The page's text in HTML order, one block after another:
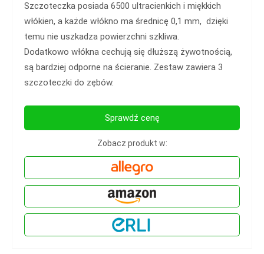
Szczoteczka posiada 6500 ultracienkich i miękkich
włókien, a każde włókno ma średnicę 0,1 mm, dzięki
temu nie uszkadza powierzchni szkliwa.
Dodatkowo włókna cechują się dłuższą żywotnością,
są bardziej odporne na ścieranie. Zestaw zawiera 3
szczoteczki do zębów.
Sprawdź cenę
Zobacz produkt w: